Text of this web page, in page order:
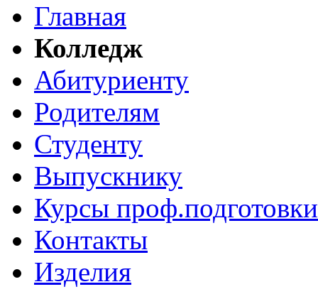
Главная
Колледж
Абитуриенту
Родителям
Студенту
Выпускнику
Курсы проф.подготовки
Контакты
Изделия